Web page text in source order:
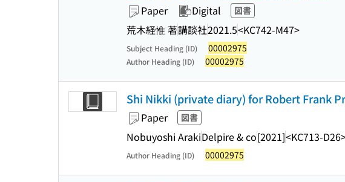
Paper Digital 図書
荒木経惟 著講談社2021.5<KC742-M47>
Subject Heading (ID) 00002975
Author Heading (ID) 00002975
Shi Nikki (private diary) for Robert Frank
Paper 図書
Nobuyoshi ArakiDelpire & co[2021]<KC713-
Author Heading (ID) 00002975